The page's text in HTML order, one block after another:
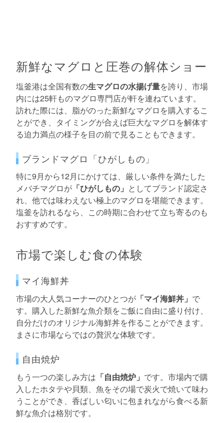
新鮮なマグロと圧巻の解体ショー
塩釜港は全国有数の生マグロの水揚げ量を誇り、市場
内には25軒ものマグロ専門店が軒を連ねています。
訪れた際には、脂がのった新鮮なマグロを購入するこ
とができ、タイミングが合えば巨大なマグロを解体す
る迫力満点の様子を目の前で見ることもできます。
ブランドマグロ「ひがしもの」
特に9月から12月にかけては、厳しい条件を満たした
メバチマグロが 「ひがしもの」 としてブランド認定さ
れ、他では味わえない極上のマグロを堪能できます。
塩釜を訪れるなら、この時期に合わせて立ち寄るのも
おすすめです。
市場で楽しむ食の体験
マイ海鮮丼
市場の大人気コーナーのひとつが 「マイ海鮮丼」 で
す。購入した新鮮な魚介類をご飯に自由に盛り付け、
自分だけのオリジナル海鮮丼を作ることができます。
まさに市場ならではの贅沢な体験です。
自由焼炉
もう一つの楽しみ方は 「自由焼炉」 です。市場内で購
入したホタテや貝類、魚をその場で炭火で焼いて味わ
うことができ、香ばしい匂いに包まれながら食べる新
鮮な魚介は格別です。